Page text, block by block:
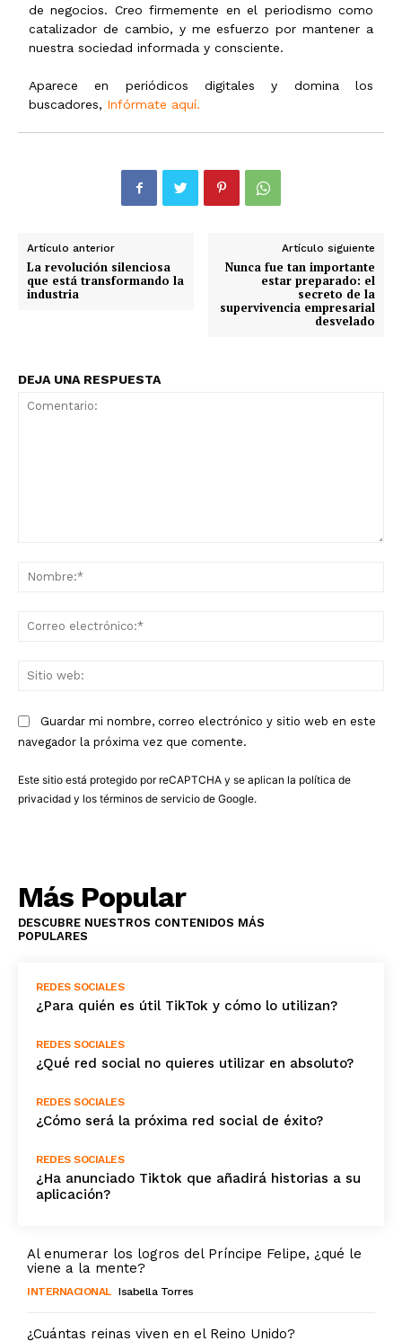
de negocios. Creo firmemente en el periodismo como
catalizador de cambio, y me esfuerzo por mantener a
nuestra sociedad informada y consciente.
Aparece en periódicos digitales y domina los
buscadores, Infórmate aquí.
Artículo anterior
La revolución silenciosa
que está transformando la
industria
Artículo siguiente
Nunca fue tan importante
estar preparado: el
secreto de la
supervivencia empresarial
desvelado
DEJA UNA RESPUESTA
Guardar mi nombre, correo electrónico y sitio web en este
navegador la próxima vez que comente.
Este sitio está protegido por reCAPTCHA y se aplican la política de
privacidad y los términos de servicio de Google.
Más Popular
DESCUBRE NUESTROS CONTENIDOS MÁS
POPULARES
REDES SOCIALES
¿Para quién es útil TikTok y cómo lo utilizan?
REDES SOCIALES
¿Qué red social no quieres utilizar en absoluto?
REDES SOCIALES
¿Cómo será la próxima red social de éxito?
REDES SOCIALES
¿Ha anunciado Tiktok que añadirá historias a su
aplicación?
Al enumerar los logros del Príncipe Felipe, ¿qué le
viene a la mente?
INTERNACIONAL Isabella Torres
¿Cuántas reinas viven en el Reino Unido?